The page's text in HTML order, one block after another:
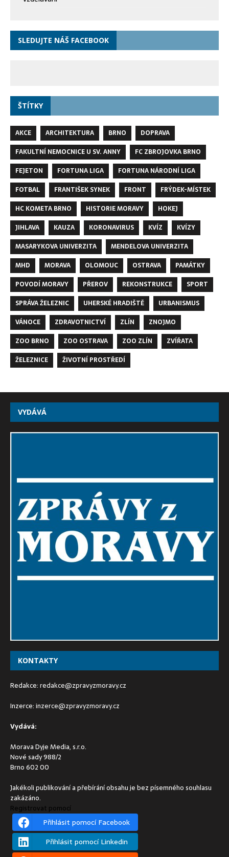
SLEDUJTE NÁŠ FACEBOOK
ŠTÍTKY
AKCE ARCHITEKTURA BRNO
DOPRAVA
FAKULTNÍ NEMOCNICE U SV. ANNY
FC ZBROJOVKA BRNO
FEJETON
FORTUNA LIGA
FORTUNA NÁRODNÍ LIGA
FOTBAL
FRANTIŠEK SYNEK FRONT
FRÝDEK-MÍSTEK
HC KOMETA BRNO
HISTORIE MORAVY
HOKEJ
JIHLAVA
KAUZA KORONAVIRUS KVÍZ
KVÍZY
MASARYKOVA UNIVERZITA
MENDELOVA UNIVERZITA
MHD
MORAVA OLOMOUC OSTRAVA
PAMÁTKY
POVODÍ MORAVY
PŘEROV REKONSTRUKCE
SPORT
SPRÁVA ŽELEZNIC
UHERSKÉ HRADIŠTĚ
URBANISMUS
VÁNOCE
ZDRAVOTNICTVÍ ZLÍN
ZNOJMO
ZOO BRNO
ZOO OSTRAVA ZOO ZLÍN
ZVÍŘATA
ŽELEZNICE
ŽIVOTNÍ PROSTŘEDÍ
VYDÁVÁ
KONTAKTY
Redakce:redakce@zpravyzmoravy.cz
Inzerce:inzerce@zpravyzmoravy.cz
Vydává:
Morava Dyje Media, s.r.o.
Nové sady 988/2
Brno 602 00
Jakékoli publikování a přebírání obsahu je bez písemného souhlasu
zakázáno.
Registrovat pomocí
Přihlásit pomocí Facebook
Přihlásit pomocí Linkedin